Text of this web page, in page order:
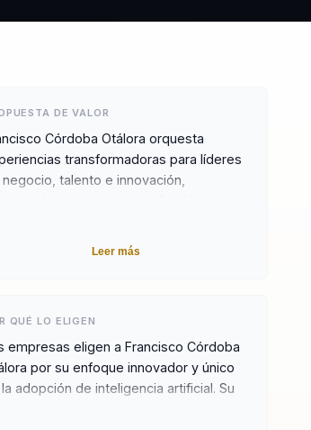
DE VALOR
Córdoba Otálora orquesta
transformadoras para líderes
talento e innovación,
que adopten esta
el uso de la IA en resultados
asegurando que la tecnología
de manera armoniosa con el
humano. Su propuesta de valor se
Leer más
QUÉ LO ELIGEN
empresas eligen a Francisco Córdoba
por su enfoque innovador y único
adopción de inteligencia artificial. Su